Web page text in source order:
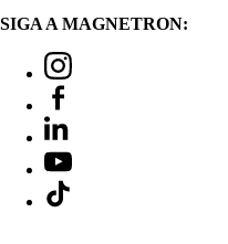
SIGA A MAGNETRON: